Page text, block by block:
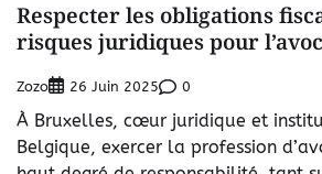
Respecter les obligations
risques juridiques pour
Zozo 26 Juin 2025 0
À Bruxelles, cœur juridique et
Belgique, exercer la profession